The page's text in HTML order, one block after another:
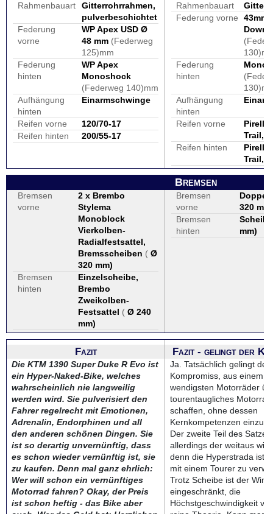
Rahmenbauart
Gitterrohrrahmen,
pulverbeschichtet
Federung
vorne
WP Apex USD Ø
48 mm (Federweg
125)mm
Federung
hinten
WP Apex
Monoshock
(Federweg 140)mm
Aufhängung
hinten
Einarmschwinge
Reifen vorne
120/70-17
Reifen hinten
200/55-17
Rahmenbauart
Federung vorne
43mm
Down-
Federung
hinten
Aufhängung
hinten
Reifen vorne
Pirelli
Trail,
Reifen hinten
Pirelli
Trail,
Bremsen
Bremsen
vorne
2 x Brembo
Stylema
Monoblock
Vierkolben-
Radialfestsattel,
Bremsscheiben ( Ø
320 mm)
Bremsen
hinten
Einzelscheibe,
Brembo
Zweikolben-
Festsattel ( Ø 240
mm)
Bremsen
vorne
320 mm
Bremsen
hinten
Scheibe
mm)
Fazit
Die KTM 1390 Super Duke R Evo ist
ein Hyper-Naked-Bike, welches
wahrscheinlich nie langweilig
werden wird. Sie pulverisiert den
Fahrer regelrecht mit Emotionen,
Adrenalin, Endorphinen und all
den anderen schönen Dingen. Sie
ist so derartig unvernünftig, dass
es schon wieder vernünftig ist, sie
zu kaufen. Denn mal ganz ehrlich:
Wer will schon ein vernünftiges
Motorrad fahren? Okay, der Preis
ist schon heftig - das Bike aber
Fazit - gelingt der
Ja. Tatsächlich gelingt der
Kompromiss, aus einem
wendigsten Motorräder
tourentaugliches
schaffen, ohne dessen
Kernkompetenzen
Der zweite Teil des
allerdings der weitaus
denn die Hyperstrada ist
mit einem Tourer zu
Trotz Scheibe ist der
eingeschränkt, die
Höchstgeschwindigkeit